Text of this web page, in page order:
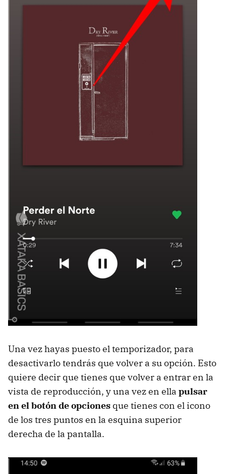
Una vez hayas puesto el temporizador, para
desactivarlo tendrás que volver a su opción. Esto
quiere decir que tienes que volver a entrar en la
vista de reproducción, y una vez en ella pulsar
en el botón de opciones que tienes con el icono
de los tres puntos en la esquina superior
derecha de la pantalla.